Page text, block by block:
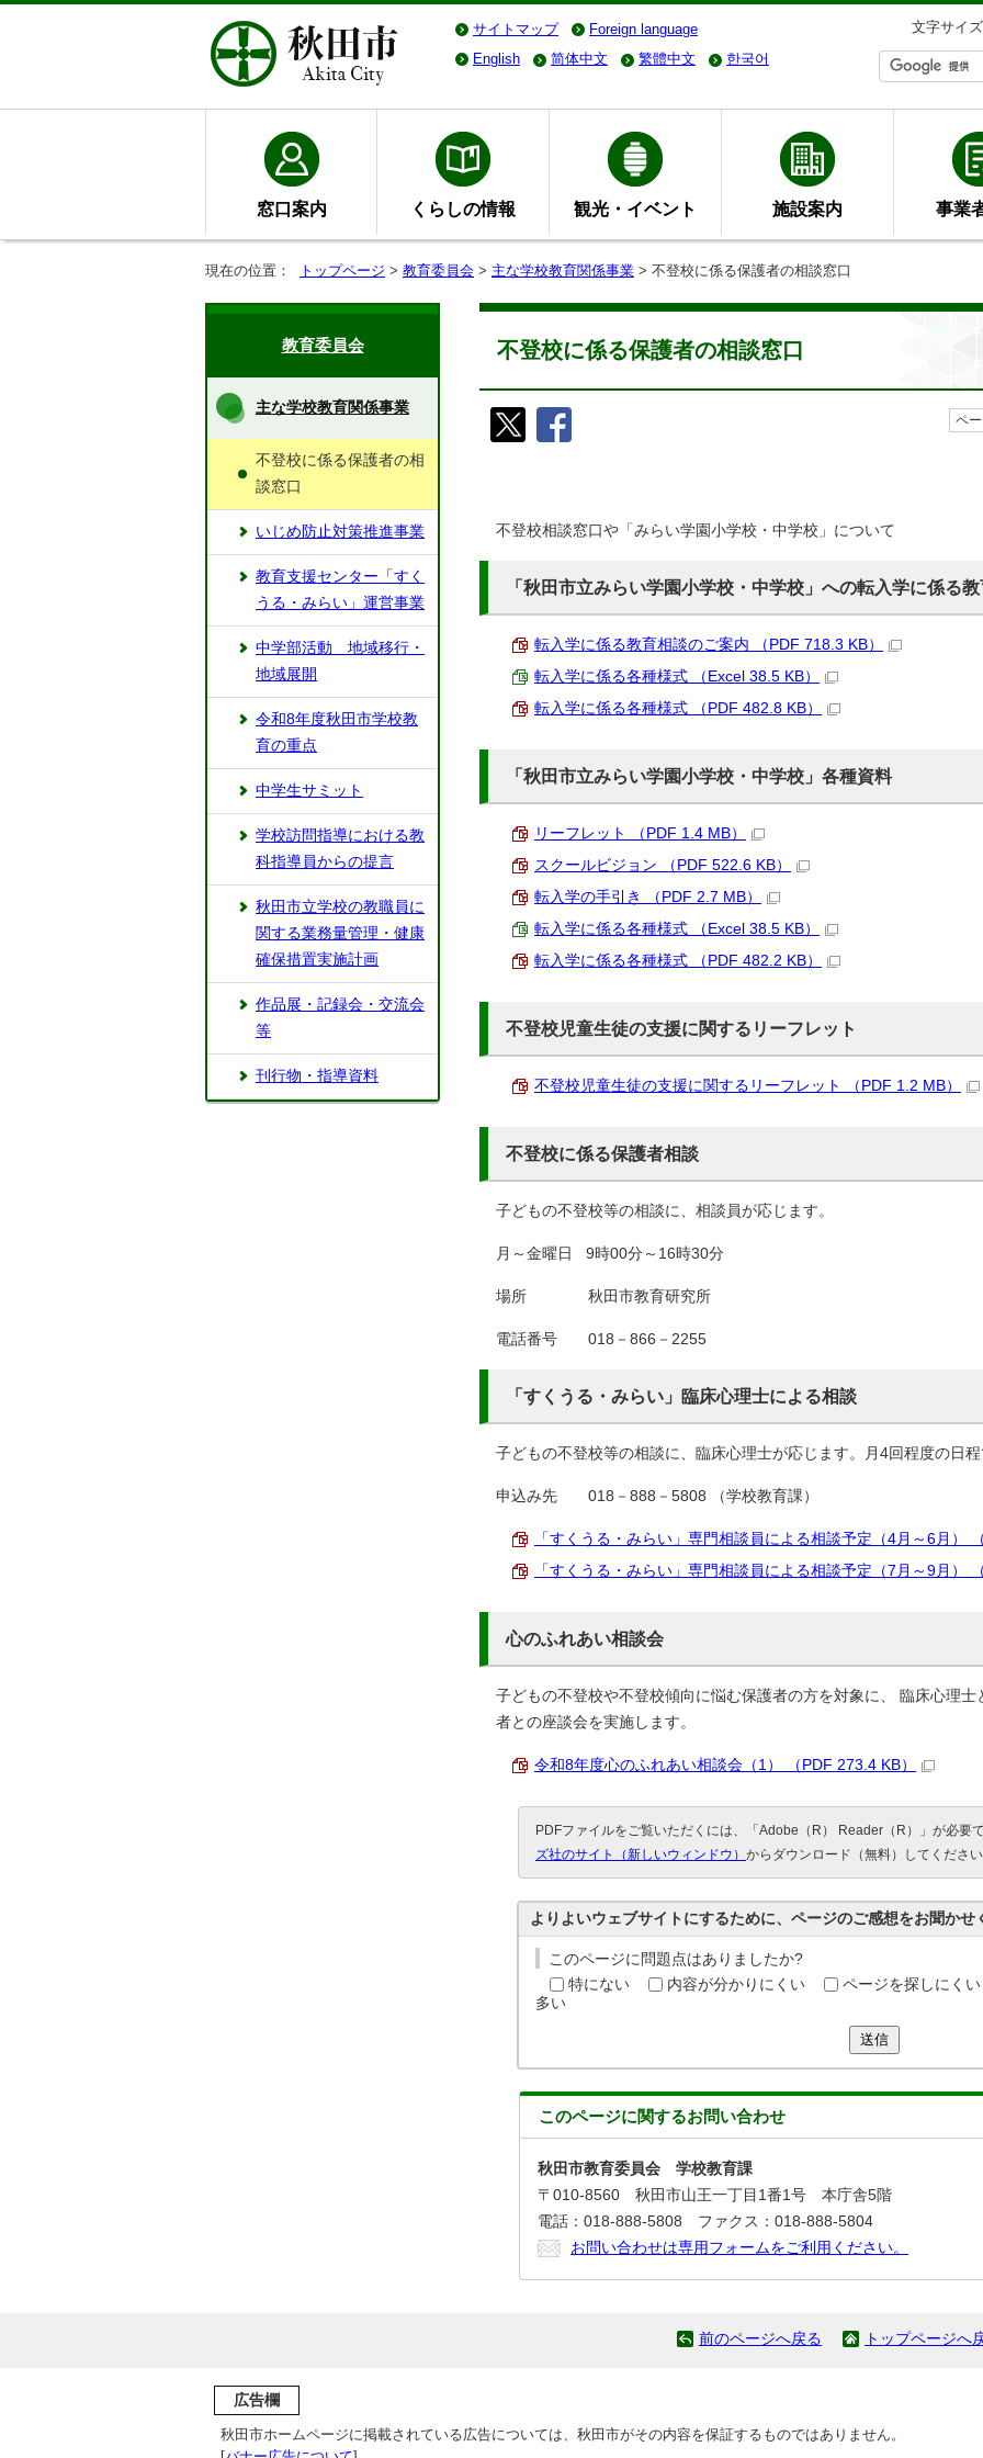
サイトマップ Foreign language 文字サイズ
English
简体中文 繁體中文 한국어
窓口案内 くらしの情報 観光・イベント 施設案内 事業
現在の位置： トップページ > 教育委員会 > 主な学校教育関係事業 > 不登校に係る保護者の相談窓口
不登校に係る保護者の相談窓口
ペ
不登校相談窓口や「みらい学園小学校・中学校」について
「秋田市立みらい学園小学校・中学校」への転入学に係る
転入学に係る教育相談のご案内 （PDF 718.3 KB）
転入学に係る各種様式 （Excel 38.5 KB）
転入学に係る各種様式 （PDF 482.8 KB）
「秋田市立みらい学園小学校・中学校」各種資料
リーフレット （PDF 1.4 MB）
スクールビジョン （PDF 522.6 KB）
転入学の手引き （PDF 2.7 MB）
転入学に係る各種様式 （Excel 38.5 KB）
転入学に係る各種様式 （PDF 482.2 KB）
不登校児童生徒の支援に関するリーフレット
不登校児童生徒の支援に関するリーフレット （PDF 1.2 MB）
不登校に係る保護者相談
子どもの不登校等の相談に、相談員が応じます。
月～金曜日 9時00分～16時30分
場所 秋田市教育研究所
電話番号 018－866－2255
「すくうる・みらい」臨床心理士による相談
子どもの不登校等の相談に、臨床心理士が応じます。月4回程度の日程
申込み先 018－888－5808 （学校教育課）
「すくうる・みらい」専門相談員による相談予定（4月～6月）
「すくうる・みらい」専門相談員による相談予定（7月～9月）
心のふれあい相談会
子どもの不登校や不登校傾向に悩む保護者の方を対象に、 臨床心理
者との座談会を実施します。
令和8年度心のふれあい相談会（1） （PDF 273.4 KB）
PDFファイルをご覧いただくには、「Adobe（R） Reader（R）」が必要
ズ社のサイト（新しいウィンドウ） からダウンロード（無料）してください
よりよいウェブサイトにするために、ページのご感想をお聞かせ
このページに問題点はありましたか?
特にない
内容が分かりにくい ページを探しにくい
多い
送信
このページに関するお問い合わせ
秋田市教育委員会 学校教育課
〒010-8560 秋田市山王一丁目1番1号 本庁舎5階
電話：018-888-5808 ファクス：018-888-5804
お問い合わせは専用フォームをご利用ください。
教育委員会
主な学校教育関係事業
不登校に係る保護者の相
談窓口
いじめ防止対策推進事業
教育支援センター「すく
うる・みらい」運営事業
中学部活動 地域移行・
地域展開
令和8年度秋田市学校教
育の重点
中学生サミット
学校訪問指導における教
科指導員からの提言
秋田市立学校の教職員に
関する業務量管理・健康
確保措置実施計画
作品展・記録会・交流会
等
刊行物・指導資料
前のページへ戻る トップページへ
広告欄
秋田市ホームページに掲載されている広告については、秋田市がその内容を保証するものではありません。